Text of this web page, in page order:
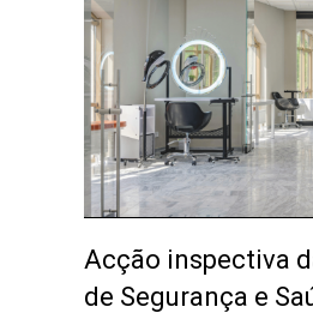
Acção inspectiva
de Segurança e